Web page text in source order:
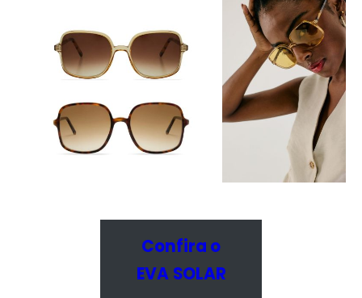
Confira o
EVA SOLAR